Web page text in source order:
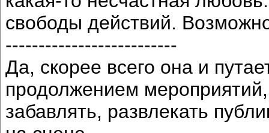
свободы действий.
--------------------------
Да, скорее всего она и
продолжением
забавлять, развлекать